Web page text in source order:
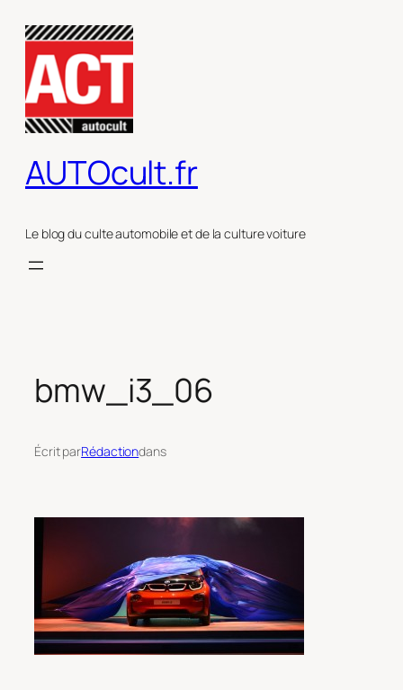
contenu
AUTOcult.fr
Le blog du culte automobile et de la culture voiture
bmw_i3_06
Écrit parRédactiondans